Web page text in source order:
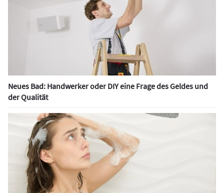
Neues Bad: Handwerker oder DIY eine Frage des Geldes und
der Qualität